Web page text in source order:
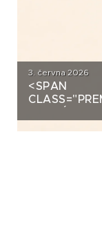
3. června 2026
<SPAN